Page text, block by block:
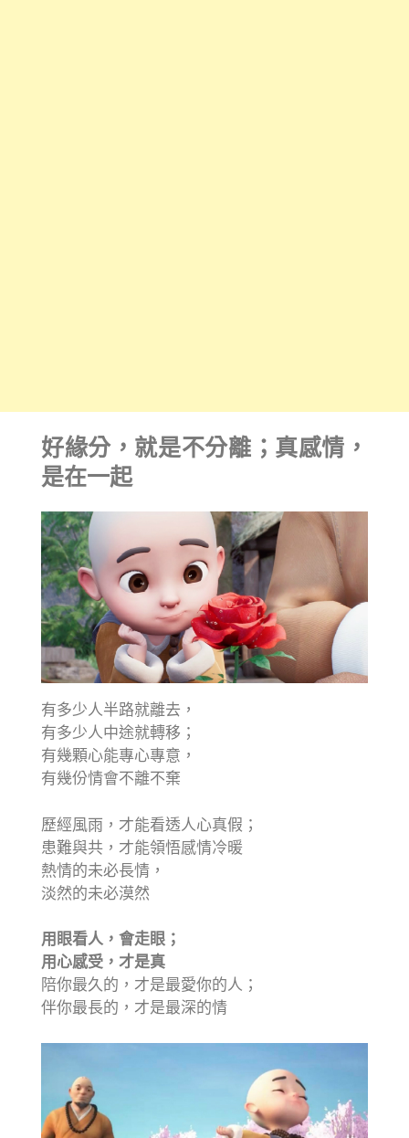
好緣分，就是不分離；真感情，
是在一起
有多少人半路就離去，
有多少人中途就轉移；
有幾顆心能專心專意，
有幾份情會不離不棄
歷經風雨，才能看透人心真假；
患難與共，才能領悟感情冷暖
熱情的未必長情，
淡然的未必漠然
用眼看人，會走眼；
用心感受，才是真
陪你最久的，才是最愛你的人；
伴你最長的，才是最深的情